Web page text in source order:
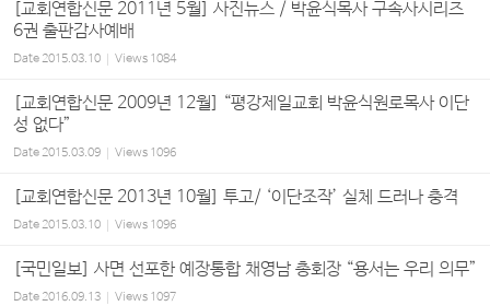
[교회연합신문 2011년 5월] 사진뉴스 / 박윤식목사 구속사시리즈
6권 출판감사예배
Date2015.03.10 Views 1084
[교회연합신문 2009년 12월] “평강제일교회 박윤식원로목사 이단
성 없다”
Date2015.03.09 Views 1096
[교회연합신문 2013년 10월] 투고/ ‘이단조작’ 실체 드러나 충격
Date2015.03.10 Views 1096
[국민일보] 사면 선포한 예장통합 채영남 총회장 “용서는 우리 의무”
Date2016.09.13 Views 1097